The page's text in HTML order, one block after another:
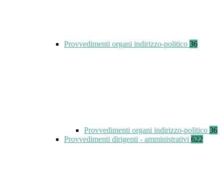
Provvedimenti organi indirizzo-politico 36
Provvedimenti organi indirizzo-politico 36
Provvedimenti dirigenti - amministrativi 622